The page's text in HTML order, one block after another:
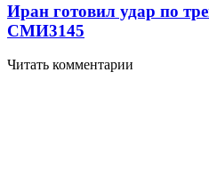
Иран готовил удар по
СМИ3145
Читать комментарии